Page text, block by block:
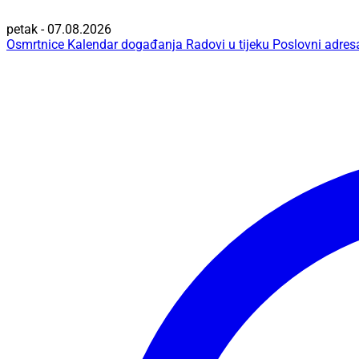
petak - 07.08.2026
Osmrtnice Kalendar događanja Radovi u tijeku Poslovni